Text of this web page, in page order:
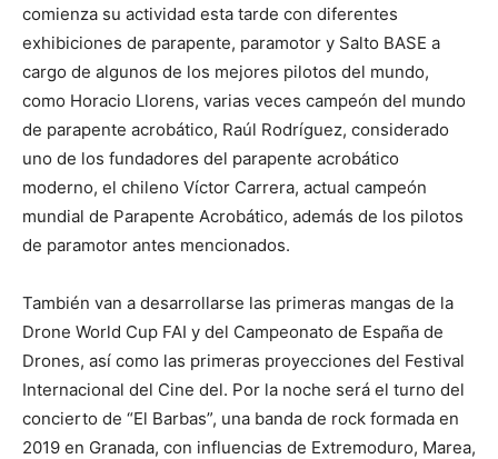
comienza su actividad esta tarde con diferentes
exhibiciones de parapente, paramotor y Salto BASE a
cargo de algunos de los mejores pilotos del mundo,
como Horacio Llorens, varias veces campeón del mundo
de parapente acrobático, Raúl Rodríguez, considerado
uno de los fundadores del parapente acrobático
moderno, el chileno Víctor Carrera, actual campeón
mundial de Parapente Acrobático, además de los pilotos
de paramotor antes mencionados.
También van a desarrollarse las primeras mangas de la
Drone World Cup FAI y del Campeonato de España de
Drones, así como las primeras proyecciones del Festival
Internacional del Cine del. Por la noche será el turno del
concierto de “El Barbas”, una banda de rock formada en
2019 en Granada, con influencias de Extremoduro, Marea,